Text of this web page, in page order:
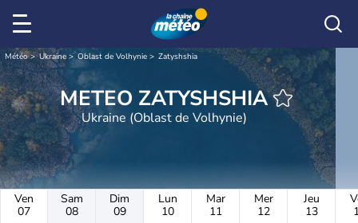
Météo Ukraine Oblast de Volhynie Zatyshshia
METEO ZATYSHSHIA
Ukraine (Oblast de Volhynie)
Ven
07
Sam
08
Dim
09
Lun
10
Mar
11
Mer
12
Jeu
13